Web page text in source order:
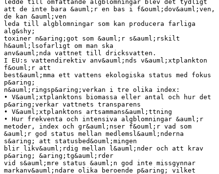
ledde till omfattande algblomningar blev det tydligt
att de inte bara &auml;r en bas i f&ouml;dov&auml;ven,
de kan &auml;ven
leda till algblomningar som kan producera farliga
alg&shy;
toxiner n&aring;got som &auml;r s&auml;rskilt
h&auml;lsofarligt om man ska
anv&auml;nda vattnet till dricksvatten.
I EU:s vattendirektiv anv&auml;nds v&auml;xtplankton
f&ouml;r att
best&auml;mma ett vattens ekologiska status med fokus
p&aring;
n&auml;ringsp&aring;verkan i tre olika index:
• V&auml;xtplanktons biomassa eller antal och hur det
p&aring;verkar vattnets transparens
• V&auml;xtplanktons artsammans&auml;ttning
• Hur frekventa och intensiva algblomningar &auml;r
metoder, index och gr&auml;nser f&ouml;r vad som
&auml;r god status mellan medlemsl&auml;nderna
s&aring; att statusbed&ouml;mingen
blir likv&auml;rdig mellan l&auml;nder och att krav
p&aring; &aring;tg&auml;rder
vid s&auml;mre status &auml;n god inte missgynnar
markanv&auml;ndare olika beroende p&aring; vilket